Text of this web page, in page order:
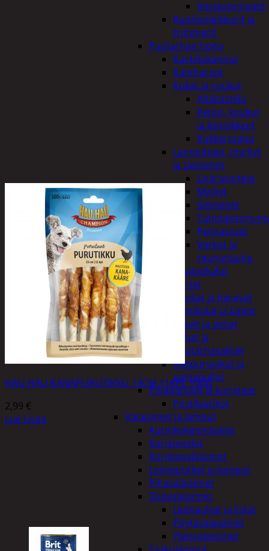
Vesiautomaatit
Ruohonleikkurit ja
trimmerit
Puutarhan hoito
Kastelukannut
Kateharsot
Kukat ja ruukut
Altakastelu
Ketjut, koukut
ja kiinnikkeet
Kukkaruukut
Lannoitteet, myrkyt
ja siemenet
Lisäravinteet
Myrkyt
Siemenet
Pensastuet
Verkot ja
reunanauha
Puutarhatyökalut
Harjat
Kuokat ja haravat
Lumikolat ja lapiot
Saavit ja astiat
Sahat ja
puutarhasakset
Reppuruiskut ja
painepullot
Pihapatsaat ja koristeet
Postilaatikot
Valaisimet ja lamput
Aurinkokennovalot
Koristevalot
Koristevalaisimet
Loisteputket ja lamput
Pihavalaisimet
Sisävalaisimet
Lednauhat ja listat
Pöytävalaisimet
Yleisvalaisimet
HAU HAU KANAPURUTIKKU 13CM 11KPL 100G
2,99 €
Lue Lisää